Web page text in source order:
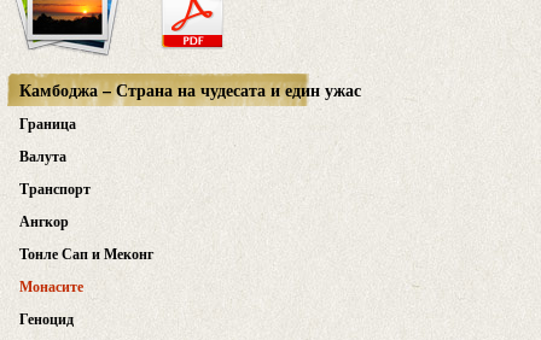
Камбоджа – Страна на чудесата и един ужас
Граница
Валута
Транспорт
Ангкор
Тонле Сап и Меконг
Монасите
Геноцид